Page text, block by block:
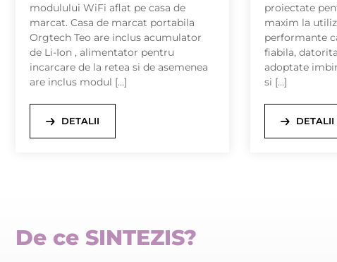
modulului WiFi aflat pe casa de
marcat. Casa de marcat portabila
Orgtech Teo are inclus acumulator
de Li-Ion , alimentator pentru
incarcare de la retea si de asemenea
are inclus modul […]
DETALII
proiectate
maxim la
performante
fiabila,
adoptate
si […]
DETALII
De ce SINTEZIS?